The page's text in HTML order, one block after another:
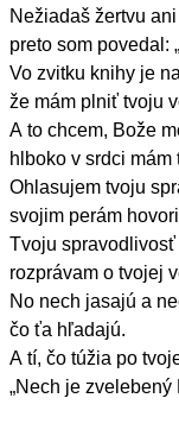
Nežiadaš žertvu
preto som povedal:
Vo zvitku knihy je
že mám plniť tvoju
A to chcem, Bože
hlboko v srdci mám
Ohlasujem tvoju
svojim perám
Tvoju spravodlivosť
rozprávam o tvojej
No nech jasajú a
čo ťa hľadajú.
A tí, čo túžia po
„Nech je zvelebený